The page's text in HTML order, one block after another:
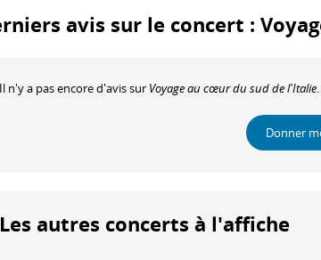
avis sur le concert :
Il n'y a pas encore d'avis sur Voyage au cœur du sud de l'Italie
Donner
Les autres concerts à l'affiche